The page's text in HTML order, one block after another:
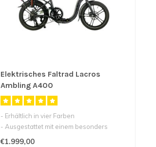
Elektrisches Faltrad Lacros
Ambling A400
- Erhältlich in vier Farben
- Ausgestattet mit einem besonders
niedrigen Einst..
€1.999,00